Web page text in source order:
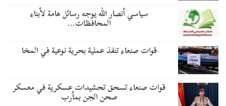
سياسي أنصار الله يوجه رسائل هامة لأبناء
المحافظات…
قوات صنعاء تنفذ عملية بحرية نوعية في المخا
قوات صنعاء تسحق تحشيدات عسكرية في معسكر
صحن الجن بمأرب